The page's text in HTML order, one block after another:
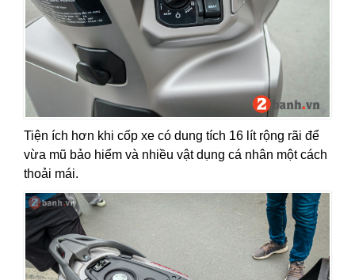
Tiện ích hơn khi cốp xe có dung tích 16 lít rộng rãi để
vừa mũ bảo hiểm và nhiều vật dụng cá nhân một cách
thoải mái.